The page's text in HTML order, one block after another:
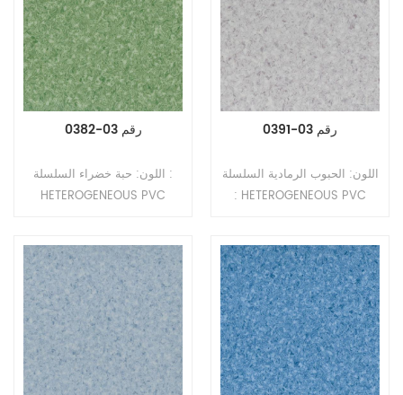
(W) * 20m (L) سمك طبقة
التآكل: 0.35 مم السطح: طلاء
PUR النسخ: ظهر مضغوط
(W) * 20m (L) سمك طبقة
التآكل: 0.35 مم السطح: طلاء
PUR النسخ: ظهر مضغوط
رقم 03-0382
اللون: حبة خضراء السلسلة :
HETEROGENEOUS PVC
متعددة الطبقات) التنسيق: رولز
الحجم: 2.0mm (T) * 2.0m
(W) * 20m (L) سمك طبقة
التآكل: 0.35 مم السطح: طلاء
PUR النسخ: ظهر مضغوط
رقم 03-0391
اللون: الحبوب الرمادية السلسلة
: HETEROGENEOUS PVC
متعددة الطبقات) التنسيق: رولز
الحجم: 2.0mm (T) * 2.0m
(W) * 20m (L) سمك طبقة
التآكل: 0.35 مم السطح: طلاء
PUR النسخ: ظهر مضغوط